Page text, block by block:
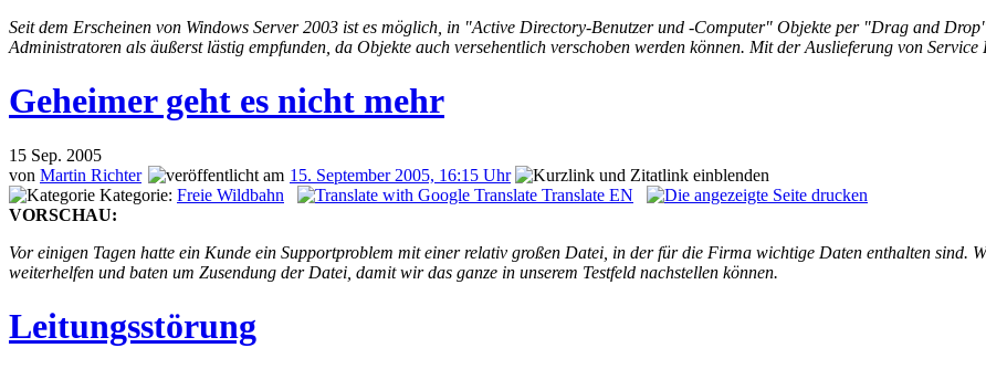
Seit dem Erscheinen von Windows Server 2003 ist es möglich, in "Active Directory-Benutzer und -Computer" Objekte per "Drag and
Administratoren als äußerst lästig empfunden, da Objekte auch versehentlich verschoben werden können. Mit der Auslieferung von
Geheimer geht es nicht mehr
15 Sep. 2005
von Martin Richter
15. September 2005, 16:15 Uhr
Kategorie: Freie Wildbahn
Translate EN
VORSCHAU:
Vor einigen Tagen hatte ein Kunde ein Supportproblem mit einer relativ großen Datei, in der für die Firma wichtige Daten enthalten sind.
weiterhelfen und baten um Zusendung der Datei, damit wir das ganze in unserem Testfeld nachstellen können.
Leitungsstörung